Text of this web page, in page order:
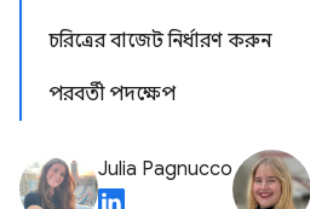
চরিত্রের বাজেট নির্ধারণ করুন
পরবর্তী পদক্ষেপ
Julia Pagnucco